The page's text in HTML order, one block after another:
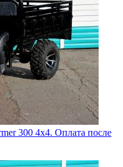
300 4х4. Оплата после